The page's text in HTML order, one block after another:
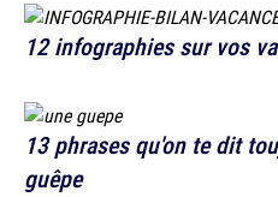
12 infographies sur vos
13 phrases qu'on te dit
guêpe